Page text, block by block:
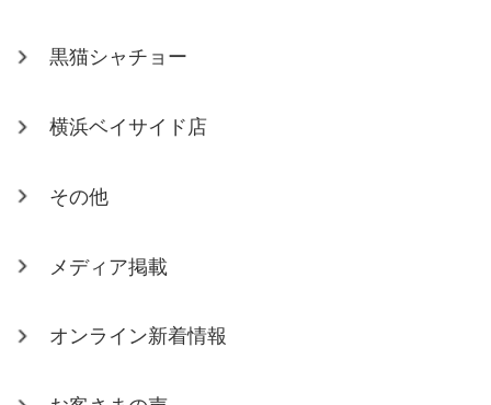
黒猫シャチョー
横浜ベイサイド店
その他
メディア掲載
オンライン新着情報